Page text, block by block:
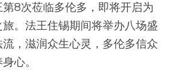
8次莅临多伦多，即将开启为
。法王住锡期间将举办八场盛
，滋润众生心灵，多伦多信众
心。